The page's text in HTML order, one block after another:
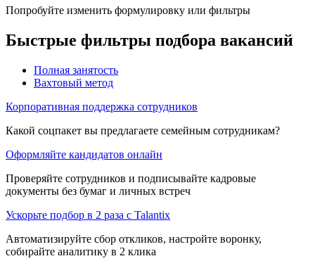
Попробуйте изменить формулировку или фильтры
Быстрые фильтры подбора вакансий
Полная занятость
Вахтовый метод
Корпоративная поддержка сотрудников
Какой соцпакет вы предлагаете семейным сотрудникам?
Оформляйте кандидатов онлайн
Проверяйте сотрудников и подписывайте кадровые
документы без бумаг и личных встреч
Ускорьте подбор в 2 раза с Talantix
Автоматизируйте сбор откликов, настройте воронку,
собирайте аналитику в 2 клика